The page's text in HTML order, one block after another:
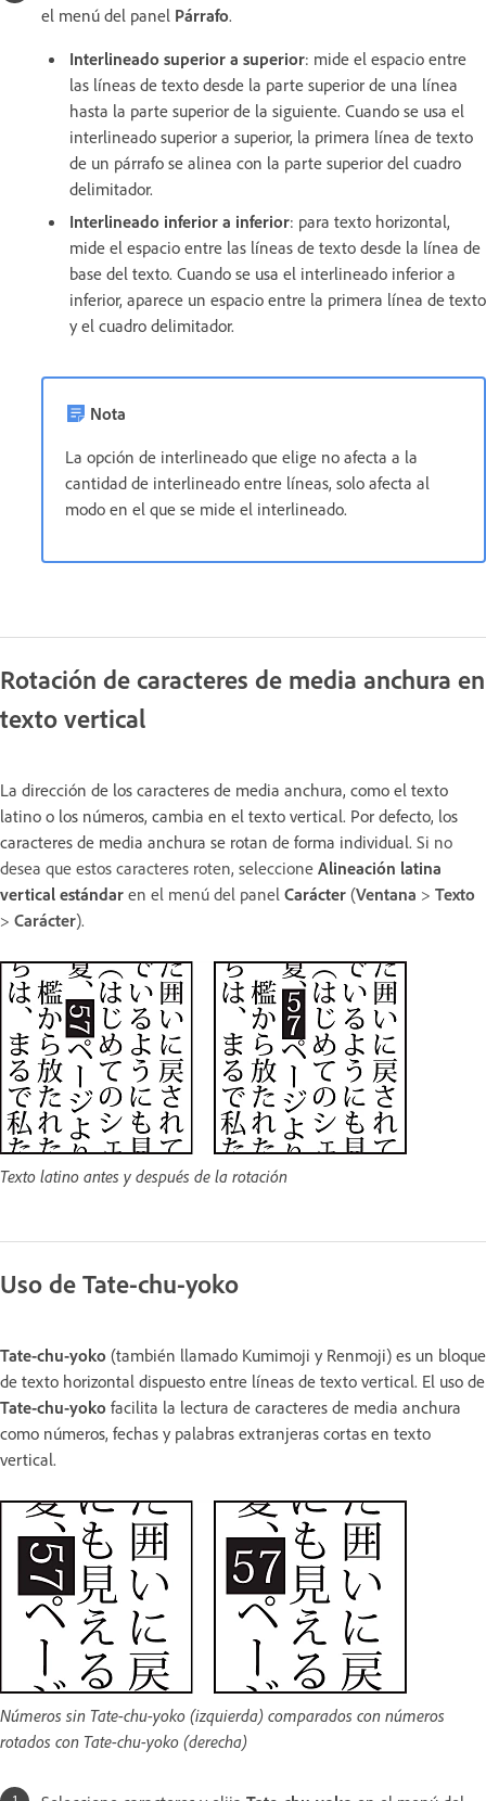
el menú del panel Párrafo.
Interlineado superior a superior: mide el espacio entre
las líneas de texto desde la parte superior de una línea
hasta la parte superior de la siguiente. Cuando se usa el
interlineado superior a superior, la primera línea de texto
de un párrafo se alinea con la parte superior del cuadro
delimitador.
Interlineado inferior a inferior: para texto horizontal,
mide el espacio entre las líneas de texto desde la línea de
base del texto. Cuando se usa el interlineado inferior a
inferior, aparece un espacio entre la primera línea de texto
y el cuadro delimitador.
Nota
La opción de interlineado que elige no afecta a la
cantidad de interlineado entre líneas, solo afecta al
modo en el que se mide el interlineado.
Rotación de caracteres de media anchura en
texto vertical
La dirección de los caracteres de media anchura, como el texto
latino o los números, cambia en el texto vertical. Por defecto, los
caracteres de media anchura se rotan de forma individual. Si no
desea que estos caracteres roten, seleccione Alineación latina
vertical estándar en el menú del panel Carácter (Ventana > Texto
> Carácter).
Texto latino antes y después de la rotación
Uso de Tate-chu-yoko
Tate-chu-yoko (también llamado Kumimoji y Renmoji) es un bloque
de texto horizontal dispuesto entre líneas de texto vertical. El uso de
Tate-chu-yoko facilita la lectura de caracteres de media anchura
como números, fechas y palabras extranjeras cortas en texto
vertical.
Números sin Tate-chu-yoko (izquierda) comparados con números
rotados con Tate-chu-yoko (derecha)